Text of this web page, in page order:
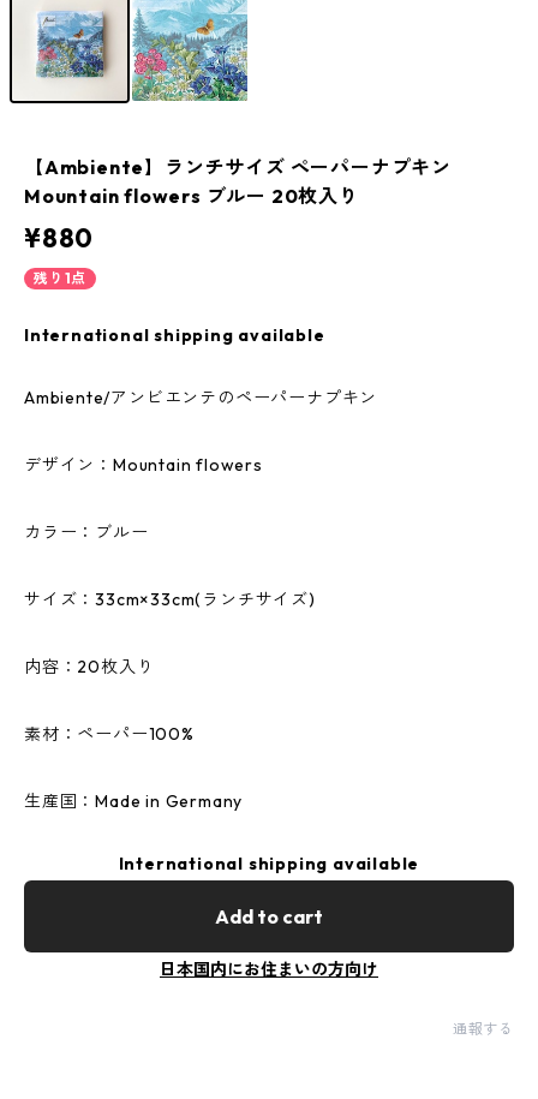
【Ambiente】ランチサイズ ペーパーナプキン
Mountain flowers ブルー 20枚入り
¥880
残り1点
International shipping available
Ambiente/アンビエンテのペーパーナプキン
デザイン：Mountain flowers
カラー：ブルー
サイズ：33cm×33cm(ランチサイズ)
内容：20枚入り
素材：ペーパー100%
生産国：Made in Germany
International shipping available
Add to cart
日本国内にお住まいの方向け
通報する